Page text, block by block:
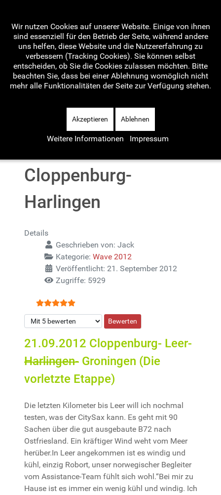
Home Aktuelles Artikel
Wave-Teamblog Termine
Cloppenburg-
Harlingen
Details
Geschrieben von: Jack
Kategorie: Wave 2012
Veröffentlicht: 21. September 2012
Zugriffe: 5929
Bewertung:5/5
Bitte bewerten
21.09.2012 Cloppenburg- Leer-
Harlingen- Groningen (Die
vorletzte Etappe)
Die letzten Kilometer bis Leer will ich nochmal
testen, was der CitySax kann. Es geht mit 90
Sachen über die gut ausgebaute B72 nach
Ostfriesland. Ein kräftiger Wind weht vom Meer
herüber.In Leer angekommen ist es windig und
kühl, einzig Robort, unser norwegischer Begleiter
vom Assistance-Team fühlt sich wohl.“Bei mir zu
Hause ist es immer ein wenig kühl und windig. Ich
Wir nutzen Cookies auf unserer Website. Einige von ihnen
sind essenziell für den Betrieb der Seite, während andere
uns helfen, diese Website und die Nutzererfahrung zu
verbessern (Tracking Cookies). Sie können selbst
entscheiden, ob Sie die Cookies zulassen möchten. Bitte
beachten Sie, dass bei einer Ablehnung womöglich nicht
mehr alle Funktionalitäten der Seite zur Verfügung stehen.
Akzeptieren Ablehnen
Weitere Informationen Impressum